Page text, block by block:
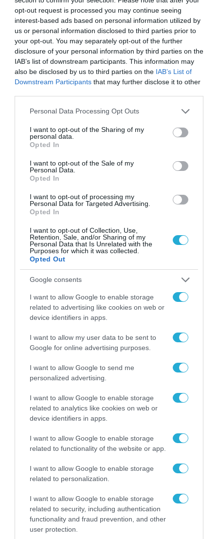
opt-out request is processed you may continue seeing
interest-based ads based on personal information utilized by
us or personal information disclosed to third parties prior to
your opt-out. You may separately opt-out of the further
disclosure of your personal information by third parties on the
IAB’s list of downstream participants. This information may
also be disclosed by us to third parties on the IAB’s List of
Downstream Participants that may further disclose it to other
Please note that this website/app uses one or more Google
not limited to your visit or usage behaviour. You may click to
grant or deny consent to Google and its third-party tags to
use your data for below specified purposes in below Google
consent section.
Personal Data Processing Opt Outs
I want to opt-out of the Sharing of my
personal data.
Opted In
I want to opt-out of the Sale of my
Personal Data.
Opted In
I want to opt-out of processing my
Personal Data for Targeted Advertising.
Opted In
I want to opt-out of Collection, Use,
Retention, Sale, and/or Sharing of my
Personal Data that Is Unrelated with the
Purposes for which it was collected.
Opted Out
Google consents
I want to allow Google to enable storage
related to advertising like cookies on web or
device identifiers in apps.
I want to allow my user data to be sent to
Google for online advertising purposes.
I want to allow Google to send me
personalized advertising.
I want to allow Google to enable storage
related to analytics like cookies on web or
device identifiers in apps.
I want to allow Google to enable storage
related to functionality of the website or app.
I want to allow Google to enable storage
related to personalization.
I want to allow Google to enable storage
related to security, including authentication
functionality and fraud prevention, and other
user protection.
Έτοιμο και λειτουργικό το
ψηφιακό περιβάλλον
διαχείρισης του εμβολίου του
Covid-19
13.01.2021
ΡΟΗ ΕΙΔΗΣΕΩΝ
Το χρηματοδοτούμενο